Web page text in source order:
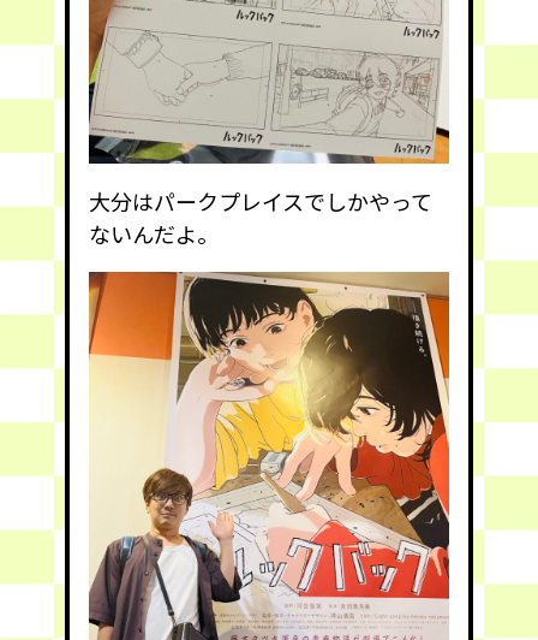
大分はパークプレイスでしかやって
ないんだよ。